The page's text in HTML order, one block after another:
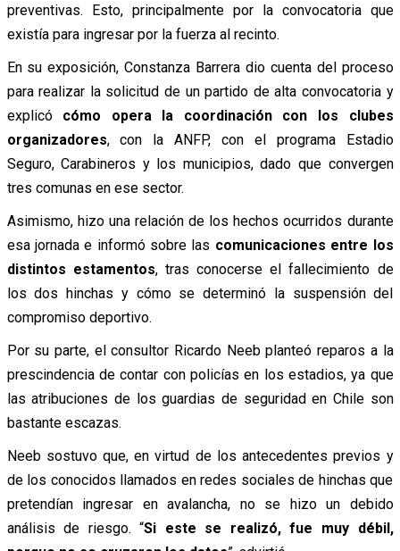
preventivas. Esto, principalmente por la convocatoria que
existía para ingresar por la fuerza al recinto.
En su exposición, Constanza Barrera dio cuenta del proceso
para realizar la solicitud de un partido de alta convocatoria y
explicó cómo opera la coordinación con los clubes
organizadores, con la ANFP, con el programa Estadio
Seguro, Carabineros y los municipios, dado que convergen
tres comunas en ese sector.
Asimismo, hizo una relación de los hechos ocurridos durante
esa jornada e informó sobre las comunicaciones entre los
distintos estamentos, tras conocerse el fallecimiento de
los dos hinchas y cómo se determinó la suspensión del
compromiso deportivo.
Por su parte, el consultor Ricardo Neeb planteó reparos a la
prescindencia de contar con policías en los estadios, ya que
las atribuciones de los guardias de seguridad en Chile son
bastante escazas.
Neeb sostuvo que, en virtud de los antecedentes previos y
de los conocidos llamados en redes sociales de hinchas que
pretendían ingresar en avalancha, no se hizo un debido
análisis de riesgo. “Si este se realizó, fue muy débil,